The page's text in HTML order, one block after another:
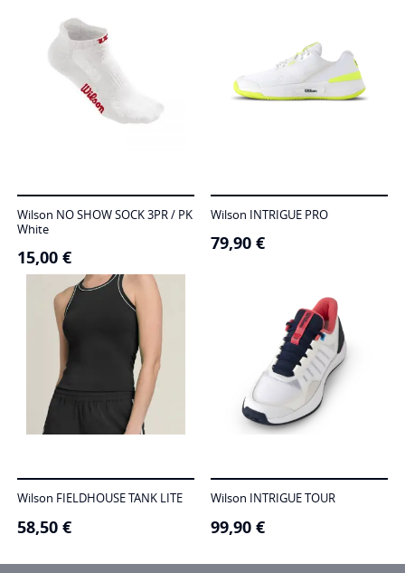
Wilson NO SHOW SOCK 3PR / PK
White
15,00 €
Wilson INTRIGUE PRO
79,90 €
Wilson FIELDHOUSE TANK LITE
58,50 €
Wilson INTRIGUE TOUR
99,90 €